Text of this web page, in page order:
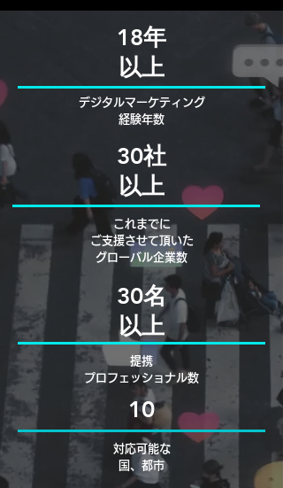
18年
以上
​デジタルマーケティング
経験年数
30社
以上
これまでに
ご支援させて頂いた
グローバル企業数
30名
以上
提携
プロフェッショナル数
10
対応可能な
国、都市